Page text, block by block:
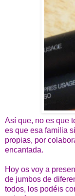
Así que, no es que
es que esa familia
propias, por
encantada.
Hoy os voy a
de jumbos de
todos, los podéis